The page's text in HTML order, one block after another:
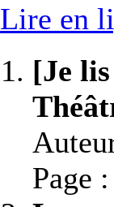
Lire en
[Je
Page :